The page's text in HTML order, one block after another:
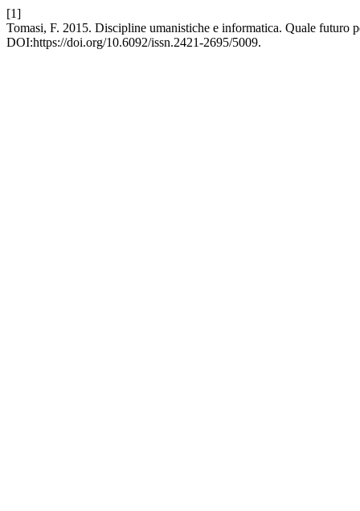
[1]
Tomasi, F. 2015. Discipline umanistiche e informatica. Quale futuro
DOI:https://doi.org/10.6092/issn.2421-2695/5009.